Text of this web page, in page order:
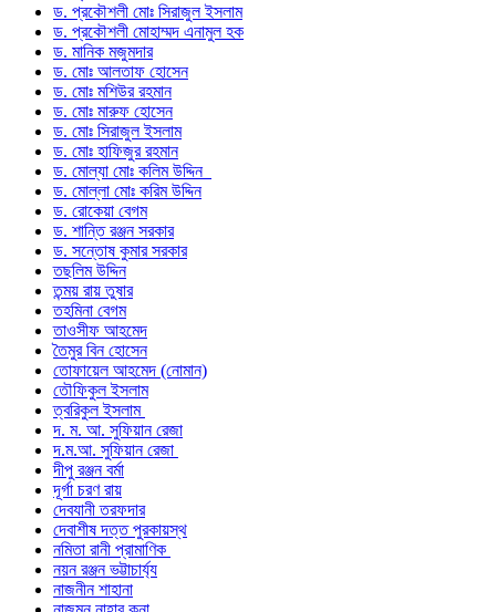
ড. প্রকৌশলী মোঃ সিরাজুল ইসলাম
ড. প্রকৌশলী মোহাম্মদ এনামুল হক
ড. মানিক মজুমদার
ড. মোঃ আলতাফ হোসেন
ড. মোঃ মশিউর রহমান
ড. মোঃ মারুফ হোসেন
ড. মোঃ সিরাজুল ইসলাম
ড. মোঃ হাফিজুর রহমান
ড. মোল্যা মোঃ কলিম উদ্দিন
ড. মোল্লা মোঃ করিম উদ্দিন
ড. রোকেয়া বেগম
ড. শান্তি রঞ্জন সরকার
ড. সন্তোষ কুমার সরকার
তছলিম উদ্দিন
তন্ময় রায় তুষার
তহমিনা বেগম
তাওসীফ আহমেদ
তৈমুর বিন হোসেন
তোফায়েল আহমেদ (নোমান)
তৌফিকুল ইসলাম
ত্বরিকুল ইসলাম
দ. ম. আ. সুফিয়ান রেজা
দ.ম.আ. সুফিয়ান রেজা
দীপু রঞ্জন বর্মা
দূর্গা চরণ রায়
দেবযানী তরফদার
দেবাশীষ দত্ত পুরকায়স্থ
নমিতা রানী প্রামাণিক
নয়ন রঞ্জন ভট্টাচার্য্য
নাজনীন শাহানা